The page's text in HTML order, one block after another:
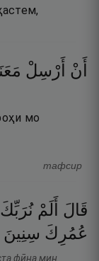
أَنْ أَرْسِلْ
мо
тафсир
قَالَ أَلَمْ نُرَبِّكَ
عُمُرِكَ سِنِينَ
фӣна мин